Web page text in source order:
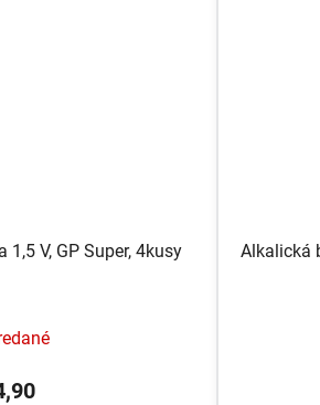
V, GP Super, 4kusy
Alkalická